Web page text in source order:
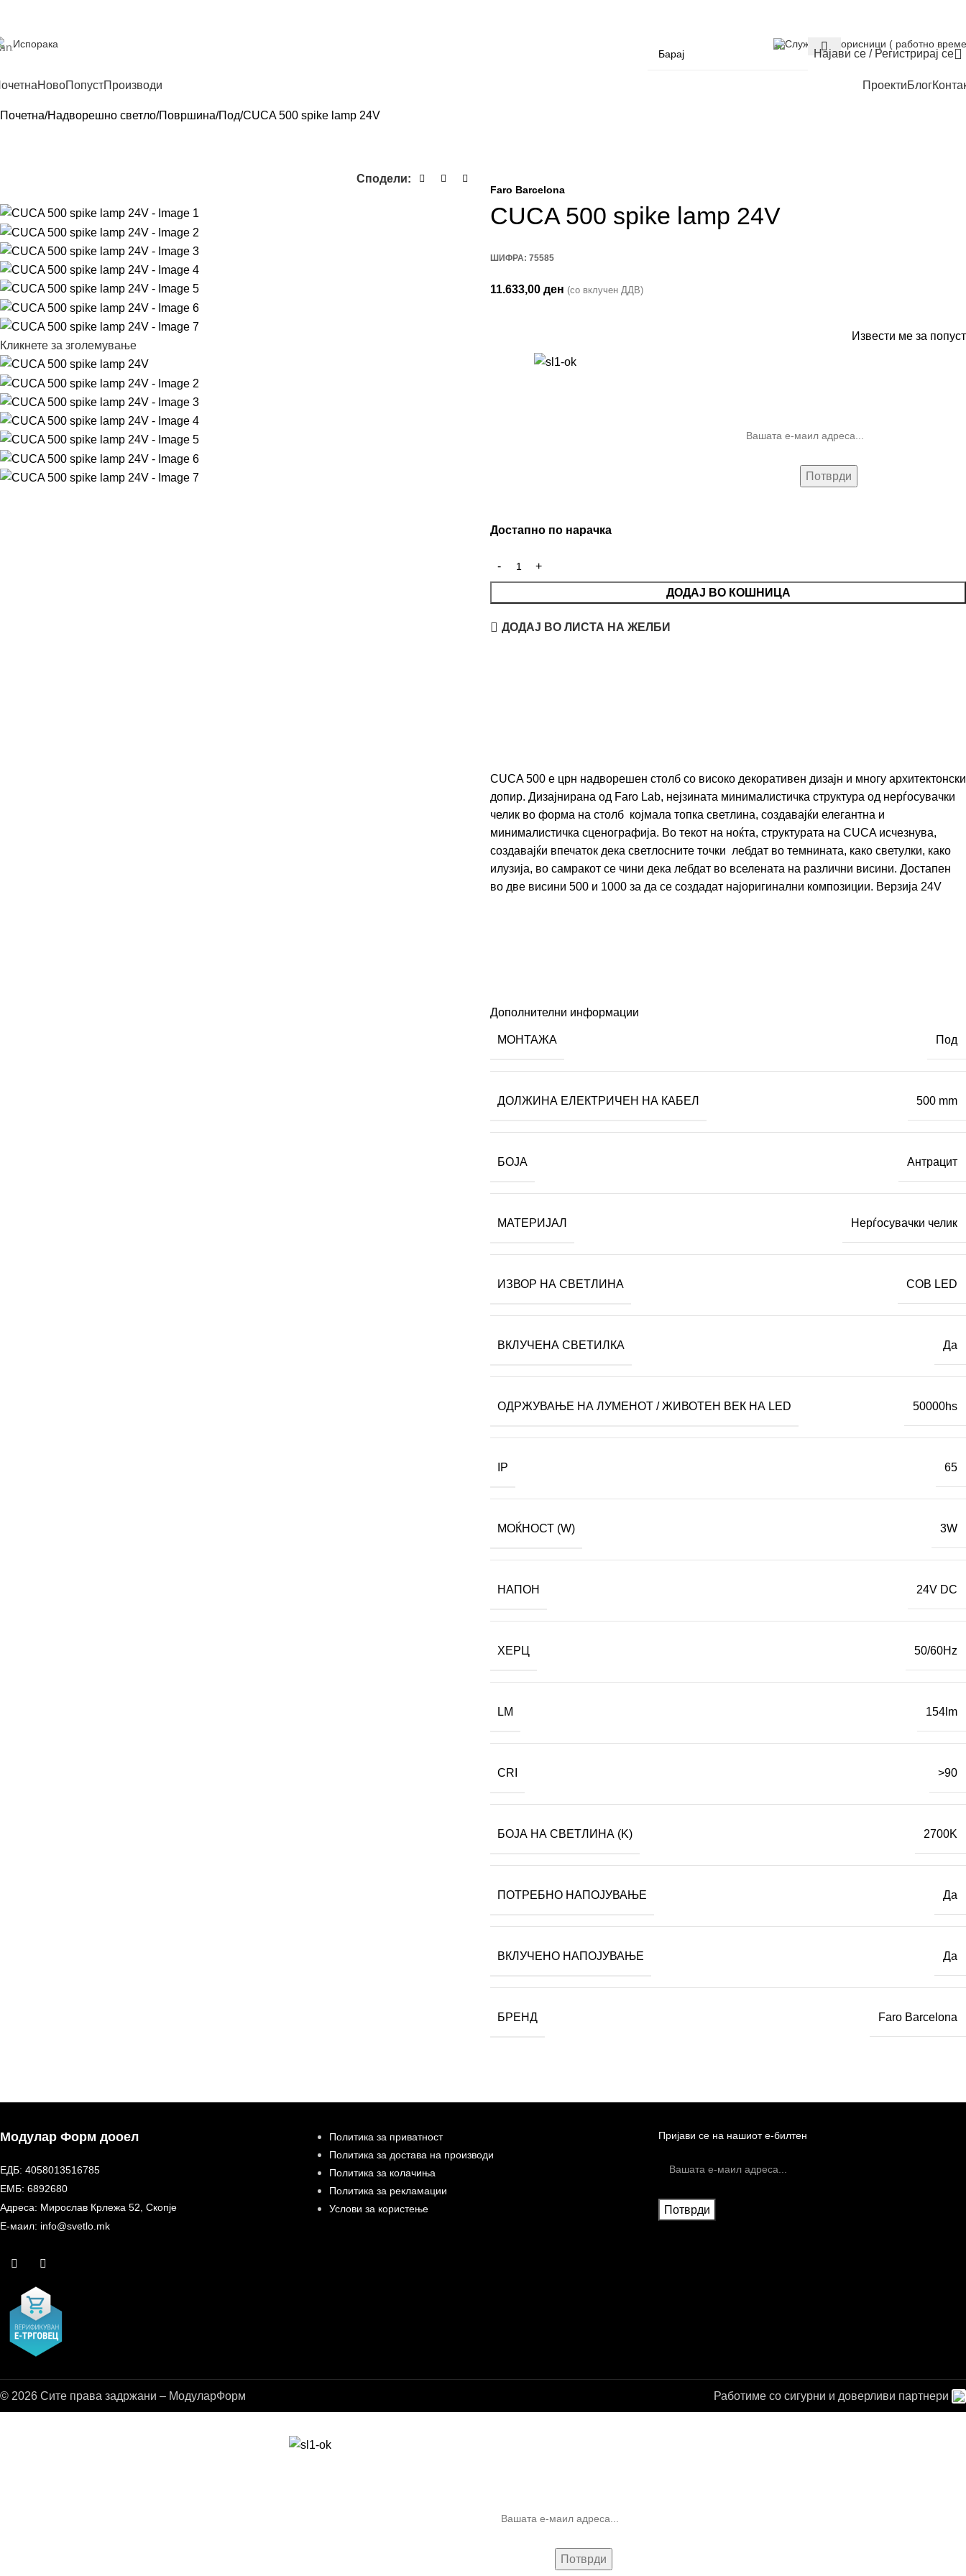
Испорака Служба за корисници ( работно
Најави се / Регистрирај се
НовоПопустПроизводи ПроектиБлог
Почетна Надворешно светло Површина Под CUCA 500 spike lamp 24V
Сподели:
Кликнете за зголемување
Faro Barcelona
CUCA 500 spike lamp 24V
ШИФРА: 75585
11.633,00 ден (со вклучен ДДВ)
Извести ме за попуст
Достапно по нарачка
ДОДАЈ ВО КОШНИЦА
ДОДАЈ ВО ЛИСТА НА ЖЕЛБИ
CUCA 500 е црн надворешен столб со високо декоративен дизајн и многу архитектонски
допир. Дизајнирана од Faro Lab, нејзината минималистичка структура од нерѓосувачки
челик во форма на столб којмала топка светлина, создавајќи елегантна и
минималистичка сценографија. Во текот на ноќта, структурата на CUCA исчезнува,
создавајќи впечаток дека светлосните точки лебдат во темнината, како светулки, како
илузија, во самракот се чини дека лебдат во вселената на различни висини. Достапен
во две висини 500 и 1000 за да се создадат најоригинални композиции. Верзија 24V
Дополнителни информации
МОНТАЖА Под
ДОЛЖИНА ЕЛЕКТРИЧЕН НА КАБЕЛ 500 mm
БОЈА Антрацит
МАТЕРИЈАЛ Нерѓосувачки челик
ИЗВОР НА СВЕТЛИНА COB LED
ВКЛУЧЕНА СВЕТИЛКА Да
ОДРЖУВАЊЕ НА ЛУМЕНОТ / ЖИВОТЕН ВЕК НА LED 50000hs
IP 65
МОЌНОСТ (W) 3W
НАПОН 24V DC
ХЕРЦ 50/60Hz
LM 154lm
CRI >90
БОЈА НА СВЕТЛИНА (K) 2700K
ПОТРЕБНО НАПОЈУВАЊЕ Да
ВКЛУЧЕНО НАПОЈУВАЊЕ Да
БРЕНД Faro Barcelona
Модулар Форм дооел
ЕДБ: 4058013516785
ЕМБ: 6892680
Адреса: Мирослав Крлежа 52, Скопје
Е-маил: info@svetlo.mk
Политика за приватност
Политика за достава на производи
Политика за колачиња
Политика за рекламации
Услови за користење
Пријави се на нашиот е-билтен
© 2026 Сите права задржани – МодуларФорм Работиме со сигурни и доверливи партнери